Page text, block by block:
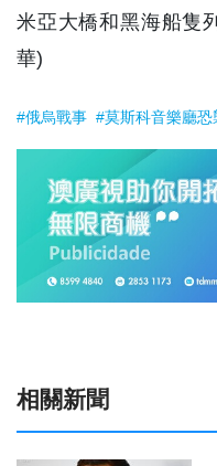
米亞大橋和黑海船隻
華)
#俄烏戰事 #莫斯科音樂廳恐
相關新聞